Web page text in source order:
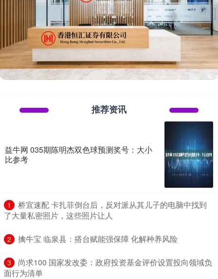
推荐资讯
益牛网 035期陈明杰双色球预测奖号：大小
比参考
1
​桥宜速配 卡扎菲倒台后，反对派从其儿子的电脑中找到
了大量私密照片，这些照片让人
2 ​擒牛宝 临泉县：搭台赋能强保障 化解种养风险
3
​尚求100 国家发改委：政府投资基金评价设置投向领域负
面行为清单